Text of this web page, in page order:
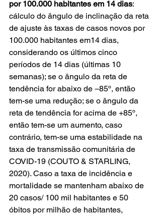
por 100.000 habitantes em 14 dias:
cálculo do ângulo de inclinação da reta
de ajuste às taxas de casos novos por
100.000 habitantes em14 dias,
considerando os últimos cinco
períodos de 14 dias (últimas 10
semanas); se o ângulo da reta de
tendência for abaixo de −85º, então
tem-se uma redução; se o ângulo da
reta de tendência for acima de +85º,
então tem-se um aumento, caso
contrário, tem-se uma estabilidade na
taxa de transmissão comunitária de
COVID-19 (COUTO & STARLING,
2020). Caso a taxa de incidência e
mortalidade se mantenham abaixo de
20 casos/ 100 mil habitantes e 50
óbitos por milhão de habitantes,